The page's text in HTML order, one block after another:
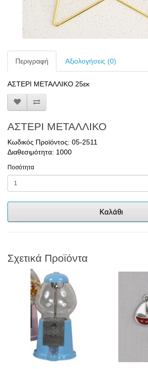
Περιγραφή Αξιολογήσεις (0)
ΑΣΤΕΡΙ ΜΕΤΑΛΛΙΚΟ 25εκ
ΑΣΤΕΡΙ ΜΕΤΑΛΛΙΚΟ
Κωδικός Προϊόντος: 05-2511
Διαθεσιμότητα: 1000
Ποσότητα
Καλάθι
Σχετικά Προϊόντα